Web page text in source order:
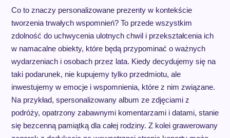
Co to znaczy personalizowane prezenty w kontekście
tworzenia trwałych wspomnień? To przede wszystkim
zdolność do uchwycenia ulotnych chwil i przekształcenia ich
w namacalne obiekty, które będą przypominać o ważnych
wydarzeniach i osobach przez lata. Kiedy decydujemy się na
taki podarunek, nie kupujemy tylko przedmiotu, ale
inwestujemy w emocje i wspomnienia, które z nim związane.
Na przykład, spersonalizowany album ze zdjęciami z
podróży, opatrzony zabawnymi komentarzami i datami, stanie
się bezcenną pamiątką dla całej rodziny. Z kolei grawerowany